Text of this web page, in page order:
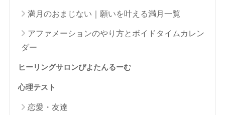
満月のおまじない｜願いを叶える満月一覧
アファメーションのやり方とボイドタイムカレン
ダー
ヒーリングサロンぴよたんるーむ
心理テスト
恋愛・友達